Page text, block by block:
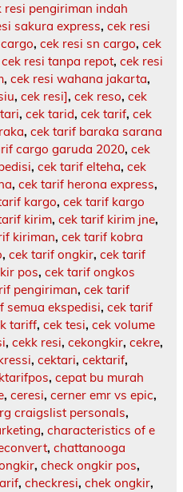
resi pengiriman indah
sakura express, cek resi
, cek resi sn cargo, cek
cek resi tanpa repot, cek resi
, cek resi wahana jakarta,
, cek resi], cek reso, cek
, cek tarid, cek tarif, cek
, cek tarif baraka sarana
cargo garuda 2020, cek
, cek tarif elteha, cek
, cek tarif herona express,
kargo, cek tarif kargo
kirim, cek tarif kirim jne,
kiriman, cek tarif kobra
, cek tarif ongkir, cek tarif
pos, cek tarif ongkos
pengiriman, cek tarif
semua ekspedisi, cek tarif
tariff, cek tesi, cek volume
, cekk resi, cekongkir, cekre,
, cektari, cektarif,
, cepat bu murah
, ceresi, cerner emr vs epic,
craigslist personals,
, characteristics of e
, chattanooga
, check ongkir pos,
, checkresi, chek ongkir,